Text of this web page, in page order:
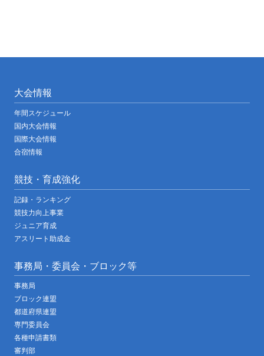
大会情報
年間スケジュール
国内大会情報
国際大会情報
合宿情報
競技・育成強化
記録・ランキング
競技力向上事業
ジュニア育成
アスリート助成金
事務局・委員会・ブロック等
事務局
ブロック連盟
都道府県連盟
専門委員会
各種申請書類
審判部